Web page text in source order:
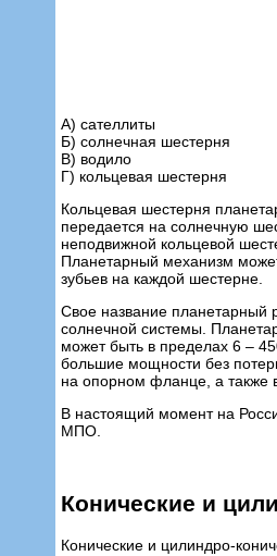
А) сателлиты
Б) солнечная шестерня
В) водило
Г) кольцевая шестерня
Кольцевая шестерня
передается на солнечную
неподвижной кольцевой
Планетарный механизм
зубьев на каждой шестерне.
Свое название планетарный
солнечной системы.
может быть в пределах 6 –
большие мощности без
на опорном фланце, а также
В настоящий момент на
МПО.
Конические и
Конические и цилиндро-